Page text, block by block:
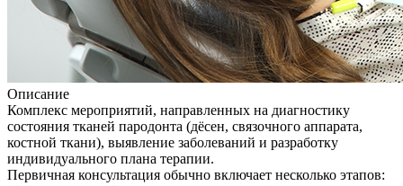
Описание
Комплекс мероприятий, направленных на диагностику
состояния тканей пародонта (дёсен, связочного аппарата,
костной ткани), выявление заболеваний и разработку
индивидуального плана терапии.
Первичная консультация обычно включает несколько этапов: